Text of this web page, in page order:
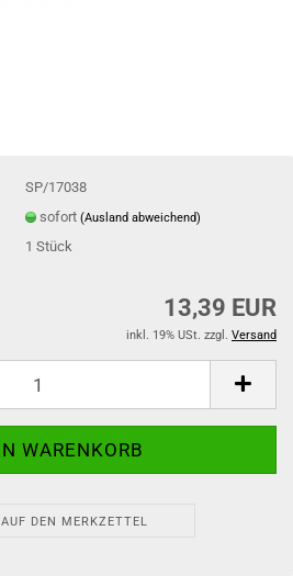
SP/17038
sofort(Ausland abweichend)
1Stück
13,39 EUR
inkl. 19% USt. zzgl. Versand
AUF DEN MERKZETTEL